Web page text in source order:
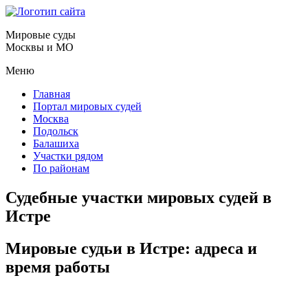
Мировые суды
Москвы и МО
Меню
Главная
Портал мировых судей
Москва
Подольск
Балашиха
Участки рядом
По районам
Судебные участки мировых судей в
Истре
Мировые судьи в Истре: адреса и
время работы